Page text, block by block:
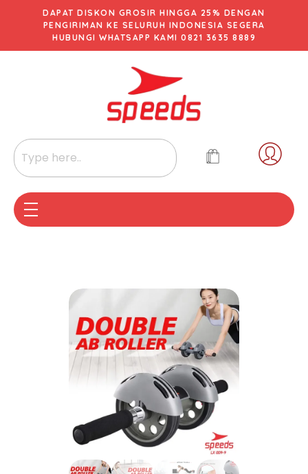
DAPAT DISKON GROSIR HINGGA 25% DENGAN
PENGIRIMAN KE SELURUH INDONESIA SEGERA
HUBUNGI WHATSAPP KAMI 0821 3635 8889